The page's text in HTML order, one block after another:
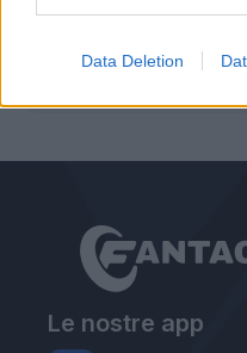
Data Deletion
Autore
Redazione
Le nostre app